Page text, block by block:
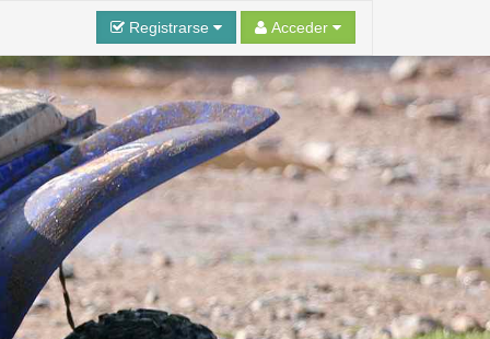
Registrarse Acceder